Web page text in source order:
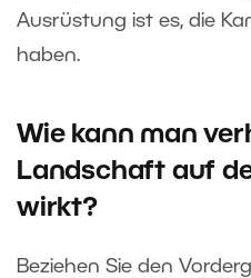
Ausrüstung ist es, die
haben.
Wie kann man
Landschaft auf
wirkt?
Beziehen Sie den